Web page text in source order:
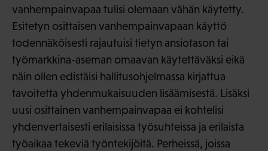
vanhempainvapaa tulisi olemaan vähän käytetty.
Esitetyn osittaisen vanhempainvapaan käyttö
todennäköisesti rajautuisi tietyn ansiotason tai
työmarkkina-aseman omaavan käytettäväksi eikä
näin ollen edistäisi hallitusohjelmassa kirjattua
tavoitetta yhdenmukaisuuden lisäämisestä. Lisäksi
uusi osittainen vanhempainvapaa ei kohtelisi
yhdenvertaisesti erilaisissa työsuhteissa ja erilaista
työaikaa tekeviä työntekijöitä. Perheissä, joissa